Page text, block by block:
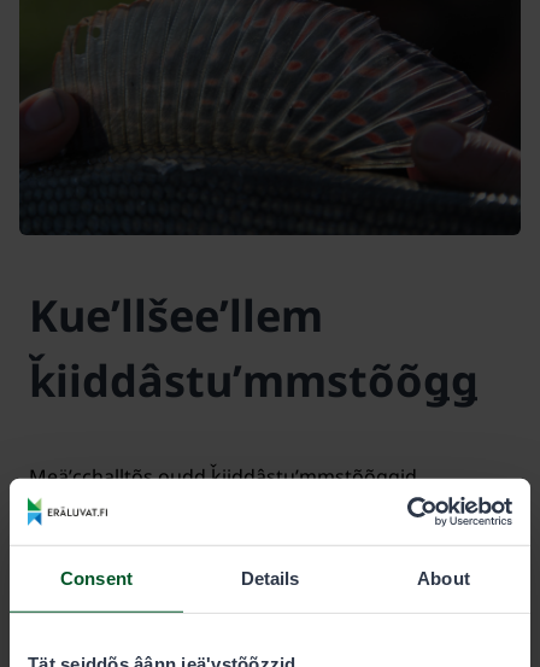
Consent Details About
Kueʹllšeeʹllem
ǩiiddâstuʹmmstõõǥǥ
Meäʹcchalltõs oudd ǩiiddâstuʹmmstõõǥǥid
kueʹllšeellmõõžžâst valdia vuuʹdin. Ǩiiddâstuʹmmstõk
čuäʹjat, mõõn jiânnai jäänmõssân vueiʹtte šeeʹlled